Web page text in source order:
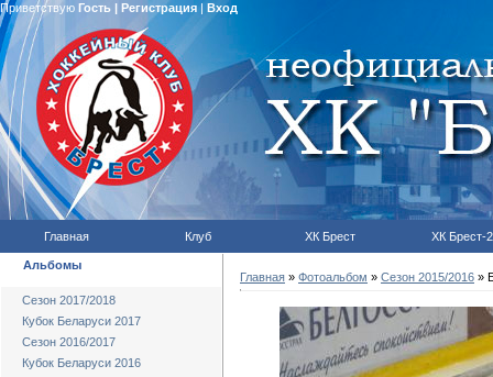
Приветствую Гость | Регистрация| Вход
Главная Клуб ХК Брест ХК Брест-2
Альбомы
Сезон 2017/2018
Кубок Беларуси 2017
Сезон 2016/2017
Кубок Беларуси 2016
Главная » Фотоальбом » Сезон 2015/2016 »